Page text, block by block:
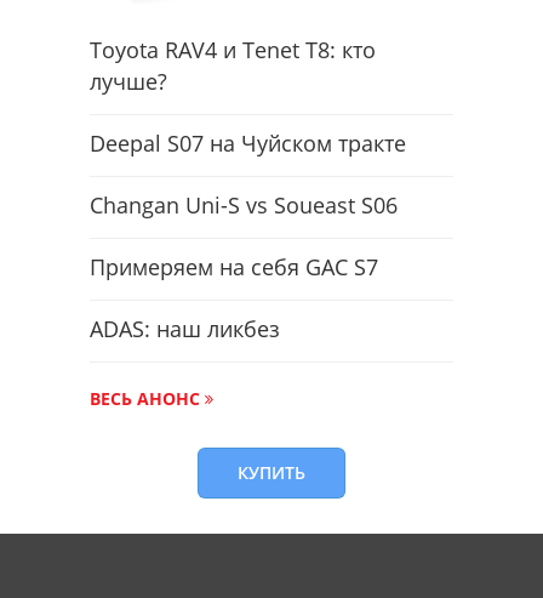
Toyota RAV4 и Tenet T8: кто
лучше?
Deepal S07 на Чуйском тракте
Changan Uni-S vs Soueast S06
Примеряем на себя GAC S7
ADAS: наш ликбез
ВЕСЬ АНОНС
КУПИТЬ